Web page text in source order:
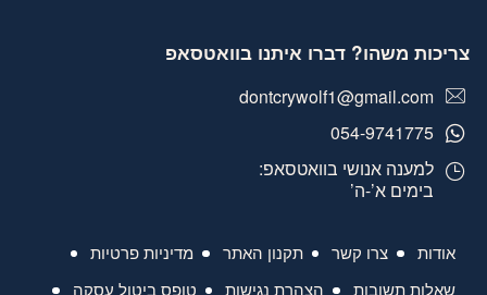
אודות צרו קשר תקנון האתר
מדיניות פרטיות
שאלות תשובות
הצהרת נגישות טופס ביטול עסקה
צריכות משהו? דברו איתנו בוואטסאפ
dontcrywolf1@gmail.com
054-9741775
למענה אנושי בוואטסאפ:
בימים א’-ה’